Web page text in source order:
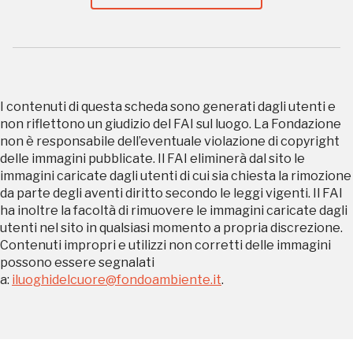
I contenuti di questa scheda sono generati dagli utenti e
non riflettono un giudizio del FAI sul luogo. La Fondazione
non è responsabile dell’eventuale violazione di copyright
delle immagini pubblicate. Il FAI eliminerà dal sito le
immagini caricate dagli utenti di cui sia chiesta la rimozione
da parte degli aventi diritto secondo le leggi vigenti. Il FAI
ha inoltre la facoltà di rimuovere le immagini caricate dagli
utenti nel sito in qualsiasi momento a propria discrezione.
Contenuti impropri e utilizzi non corretti delle immagini
possono essere segnalati
a: iluoghidelcuore@fondoambiente.it.
sarebbe possibile
senza di te
FAI - FONDO PER L'AMBIENTE ITALIANO ETS - Via Carlo Foldi, 2 - 20135
Tel. 02 4676151 - Fax 02 48193631